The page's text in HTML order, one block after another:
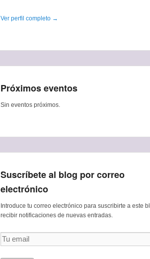
Ver perfil completo →
Próximos eventos
Sin eventos próximos.
Suscríbete al blog por correo
electrónico
Introduce tu correo electrónico para suscribirte a este
recibir notificaciones de nuevas entradas.
Tu
email